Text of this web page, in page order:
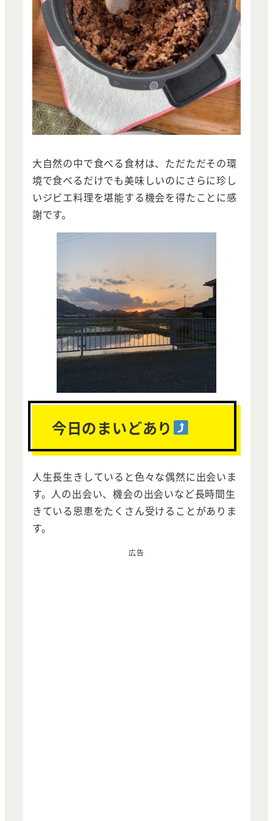
大自然の中で食べる食材は、ただただその環
境で食べるだけでも美味しいのにさらに珍し
いジビエ料理を堪能する機会を得たことに感
謝です。
今日のまいどあり
人生長生きしていると色々な偶然に出会いま
す。人の出会い、機会の出会いなど長時間生
きている恩恵をたくさん受けることがありま
す。
広告